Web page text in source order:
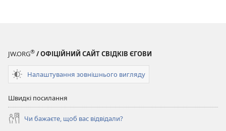
JW.ORG® / ОФІЦІЙНИЙ САЙТ СВІДКІВ ЄГОВИ
Налаштування зовнішнього вигляду
Швидкі посилання
Чи бажаєте, щоб вас відвідали?